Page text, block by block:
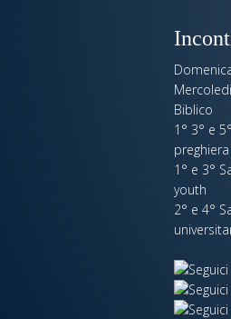
Biblico
1° 3° e
preghiera
1° e 3°
youth
2° e 4°